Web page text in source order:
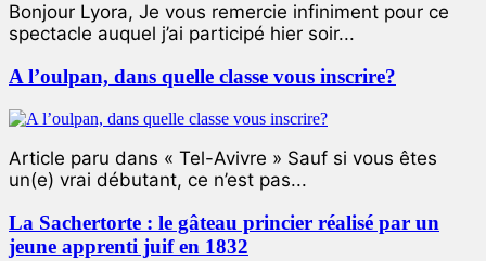
Bonjour Lyora, Je vous remercie infiniment pour ce
spectacle auquel j’ai participé hier soir...
A l’oulpan, dans quelle classe vous inscrire?
Article paru dans « Tel-Avivre » Sauf si vous êtes
un(e) vrai débutant, ce n’est pas...
La Sachertorte : le gâteau princier réalisé par un
jeune apprenti juif en 1832